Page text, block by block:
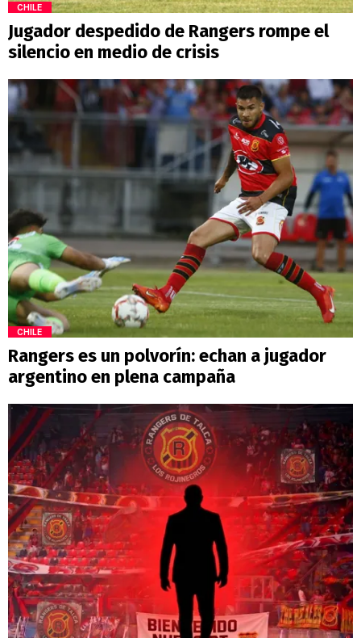
CHILE
Jugador despedido de Rangers rompe el
silencio en medio de crisis
CHILE
Rangers es un polvorín: echan a jugador
argentino en plena campaña